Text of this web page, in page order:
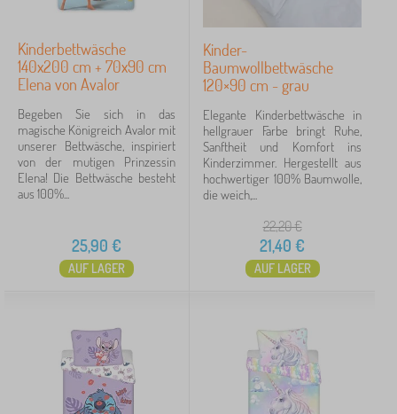
Kinderbettwäsche
140x200 cm + 70x90 cm
Elena von Avalor
Begeben Sie sich in das
magische Königreich Avalor mit
unserer Bettwäsche, inspiriert
von der mutigen Prinzessin
Elena! Die Bettwäsche besteht
aus 100%...
25,90 €
AUF LAGER
Kinder-
Baumwollbettwäsche
120×90 cm - grau
Elegante Kinderbettwäsche in
hellgrauer Farbe bringt Ruhe,
Sanftheit und Komfort ins
Kinderzimmer. Hergestellt aus
hochwertiger 100% Baumwolle,
die weich,...
22,20€
21,40 €
AUF LAGER